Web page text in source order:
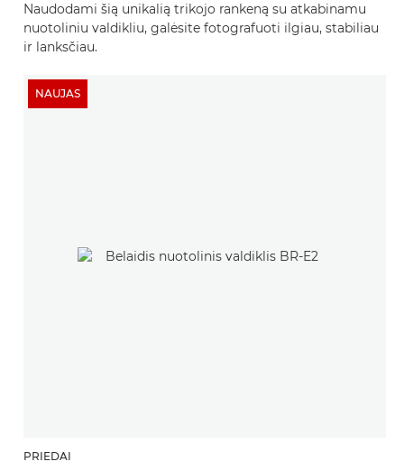
Naudodami šią unikalią trikojo rankeną su atkabinamu
nuotoliniu valdikliu, galėsite fotografuoti ilgiau, stabiliau
ir lanksčiau.
NAUJAS
PRIEDAI